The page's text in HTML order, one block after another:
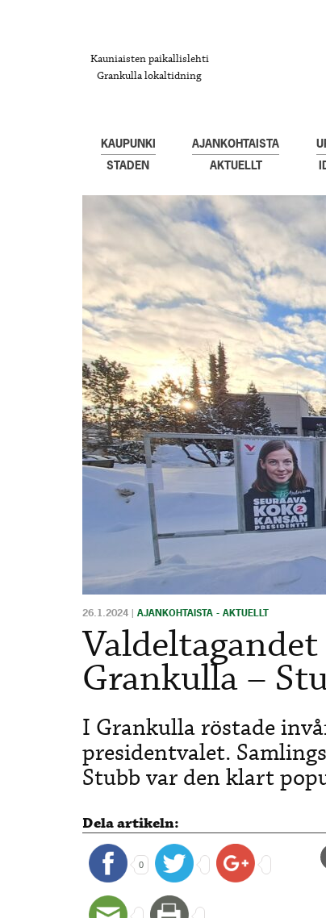
Kauniaisten paikallislehti
Grankulla lokaltidning
KAUPUNKI
STADEN
AJANKOHTAISTA
AKTUELLT
26.1.2024 | AJANKOHTAISTA - AKTUELLT
Grankulla –
I Grankulla röstade
presidentvalet.
Stubb var den klart
Dela artikeln:
0